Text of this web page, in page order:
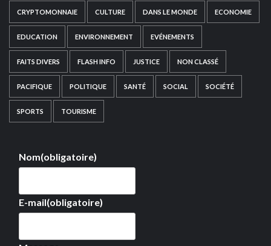
CRYPTOMONNAIE CULTURE DANS LE MONDE ECONOMIE
EDUCATION ENVIRONNEMENT EVÉNEMENTS
FAITS DIVERS FLASH INFO JUSTICE NON CLASSÉ
PACIFIQUE POLITIQUE SANTÉ SOCIAL SOCIÉTÉ
SPORTS TOURISME
Nom(obligatoire)
E-mail(obligatoire)